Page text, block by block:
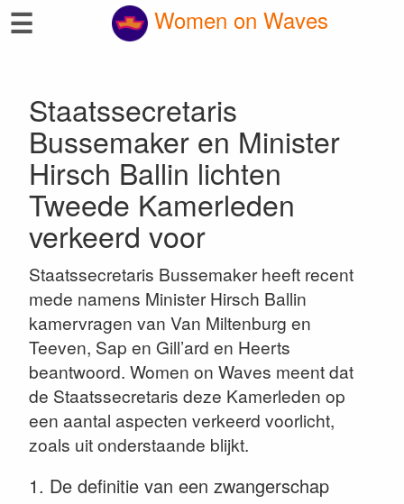
☰ Women on Waves
Staatssecretaris
Bussemaker en Minister
Hirsch Ballin lichten
Tweede Kamerleden
verkeerd voor
Staatssecretaris Bussemaker heeft recent
mede namens Minister Hirsch Ballin
kamervragen van Van Miltenburg en
Teeven, Sap en Gill’ard en Heerts
beantwoord. Women on Waves meent dat
de Staatssecretaris deze Kamerleden op
een aantal aspecten verkeerd voorlicht,
zoals uit onderstaande blijkt.
1. De definitie van een zwangerschap